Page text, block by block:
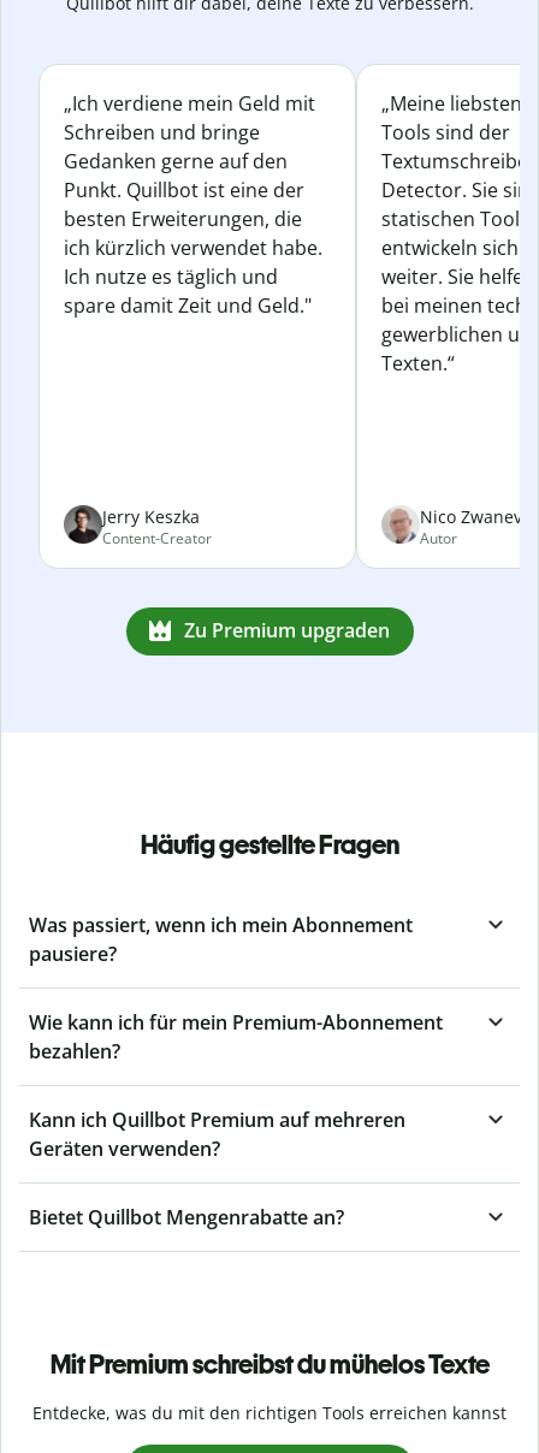
„Ich verdiene mein Geld mit
Schreiben und bringe
Gedanken gerne auf den
Punkt. Quillbot ist eine der
besten Erweiterungen, die
ich kürzlich verwendet habe.
Ich nutze es täglich und
spare damit Zeit und Geld."
Jerry Keszka
Content-Creator
„Meine liebsten
Tools sind der
Detector. Sie
statischen
entwickeln sich
weiter. Sie
bei meinen
gewerblichen
Texten.“
Nico
Autor
Zu Premium upgraden
Häufig gestellte Fragen
Was passiert, wenn ich mein Abonnement
pausiere?
Wie kann ich für mein Premium-Abonnement
bezahlen?
Kann ich Quillbot Premium auf mehreren
Geräten verwenden?
Bietet Quillbot Mengenrabatte an?
Mit Premium schreibst du mühelos Texte
Entdecke, was du mit den richtigen Tools erreichen kannst